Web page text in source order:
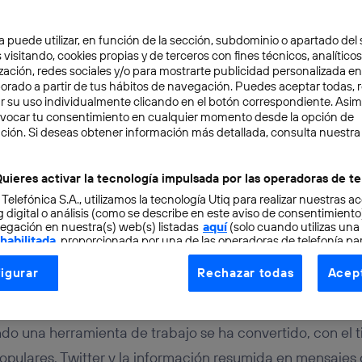
4 min
de Twitter y los
más famosos de
una herramienta de trabajo se ha convertido, con el
Twitter y la información resumida en
puede utilizar, en función de la sección, subdominio o apartado del
visitando, cookies propias y de terceros con fines técnicos,
redes sociales y/o para mostrarte publicidad personalizada
a partir de tus hábitos de navegación. Puedes aceptar todas,
su uso individualmente clicando en el botón correspondiente.
tu consentimiento en cualquier momento desde la opción de
Si deseas obtener información más detallada, consulta nuestra
activar la tecnología impulsada por las operadoras de
S.A., utilizamos la tecnología Utiq para realizar nuestras
digital o análisis (como se describe en este aviso de
en nuestra(s) web(s) listadas aquí(solo cuando utilizas una
, proporcionada por una de las operadoras de telefonía
consentimiento en cada página web).
Utiq está diseñada con la privacidad como prioridad
tu dirección IP y otra información de la cuenta de cliente de
la conexión que utilizas (p. ej., número de teléfono móvil).
Rechazar todas